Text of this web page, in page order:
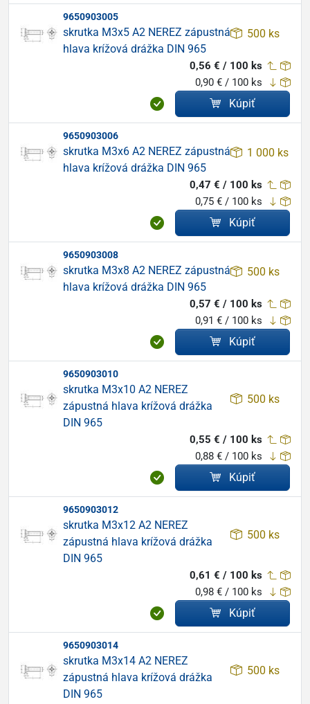
9650903005
skrutka M3x5 A2 NEREZ zápustná
hlava krížová drážka DIN 965
500 ks
0,56 € / 100 ks
0,90 € / 100 ks
Kúpiť
9650903006
skrutka M3x6 A2 NEREZ zápustná
hlava krížová drážka DIN 965
1 000 ks
0,47 € / 100 ks
0,75 € / 100 ks
Kúpiť
9650903008
skrutka M3x8 A2 NEREZ zápustná
hlava krížová drážka DIN 965
500 ks
0,57 € / 100 ks
0,91 € / 100 ks
Kúpiť
9650903010
skrutka M3x10 A2 NEREZ
zápustná hlava krížová drážka
DIN 965
500 ks
0,55 € / 100 ks
0,88 € / 100 ks
Kúpiť
9650903012
skrutka M3x12 A2 NEREZ
zápustná hlava krížová drážka
DIN 965
500 ks
0,61 € / 100 ks
0,98 € / 100 ks
Kúpiť
9650903014
skrutka M3x14 A2 NEREZ
zápustná hlava krížová drážka
DIN 965
500 ks